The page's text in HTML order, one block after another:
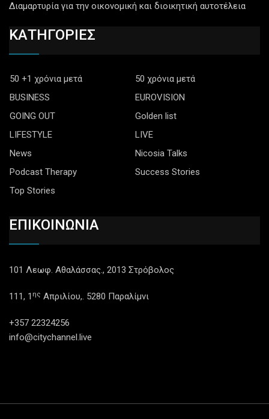
Διαμαρτυρία για την οικονομική και διοικητική αυτοτέλεια
ΚΑΤΗΓΟΡΙΕΣ
50 +1 χρόνια μετά
50 χρόνια μετά
BUSINESS
EUROVISION
GOING OUT
Golden list
LIFESTYLE
LIVE
News
Nicosia Talks
Podcast Therapy
Success Stories
Top Stories
ΕΠΙΚΟΙΝΩΝΙΑ
101 Λεωφ. Αθαλάσσας., 2013 Στρόβολος
111, 1 ης Απριλίου,. 5280 Παραλίμνι
+357 22324256
info@citychannel.live